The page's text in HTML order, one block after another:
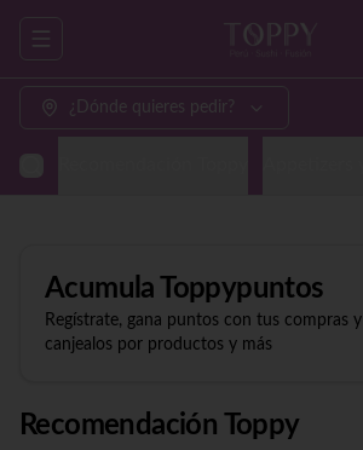
Abrir menu de navegación
¿Dónde quieres pedir?
Acumula Toppypuntos
Regístrate, gana puntos con tus compras y
canjealos por productos y más
Recomendación Toppy